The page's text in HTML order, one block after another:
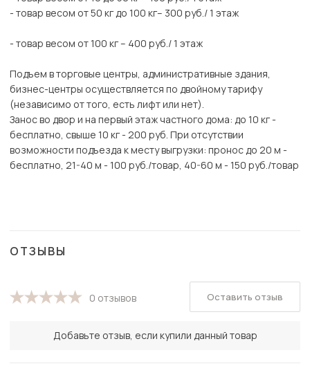
- товар весом от 50 кг до 100 кг– 300 руб./ 1 этаж
- товар весом от 100 кг – 400 руб./ 1 этаж
Подъем в торговые центры, административные здания,
бизнес-центры осуществляется по двойному тарифу
(независимо от того, есть лифт или нет).
Занос во двор и на первый этаж частного дома: до 10 кг -
бесплатно, свыше 10 кг - 200 руб. При отсутствии
возможности подъезда к месту выгрузки: пронос до 20 м -
бесплатно, 21-40 м - 100 руб./товар, 40-60 м - 150 руб./товар
ОТЗЫВЫ
0 отзывов
Добавьте отзыв, если купили данный товар
Оставить отзыв